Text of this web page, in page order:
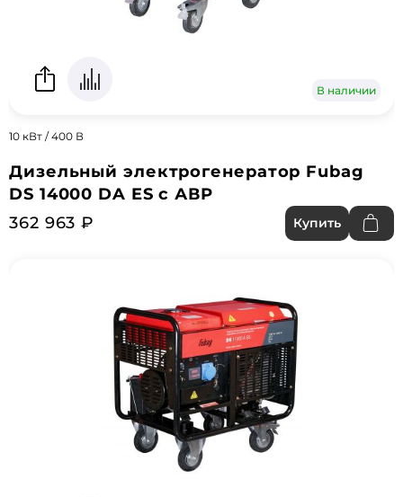
В наличии
10 кВт / 400 В
Дизельный электрогенератор Fubag
DS 14000 DA ES с АВР
362 963 ₽
Купить